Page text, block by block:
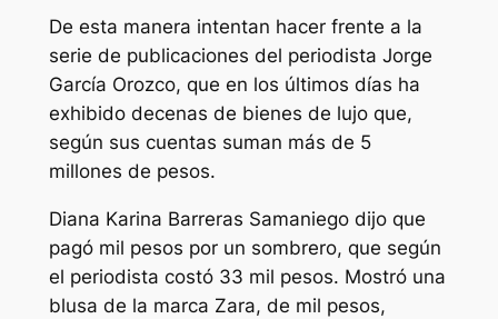
De esta manera intentan hacer frente a la
serie de publicaciones del periodista Jorge
García Orozco, que en los últimos días ha
exhibido decenas de bienes de lujo que,
según sus cuentas suman más de 5
millones de pesos.
Diana Karina Barreras Samaniego dijo que
pagó mil pesos por un sombrero, que según
el periodista costó 33 mil pesos. Mostró una
blusa de la marca Zara, de mil pesos,